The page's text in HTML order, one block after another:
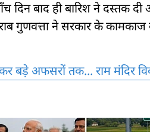
दिन बाद ही बारिश ने दस्तक
गुणवत्ता ने सरकार के
बड़े अफसरों तक... राम मंदिर